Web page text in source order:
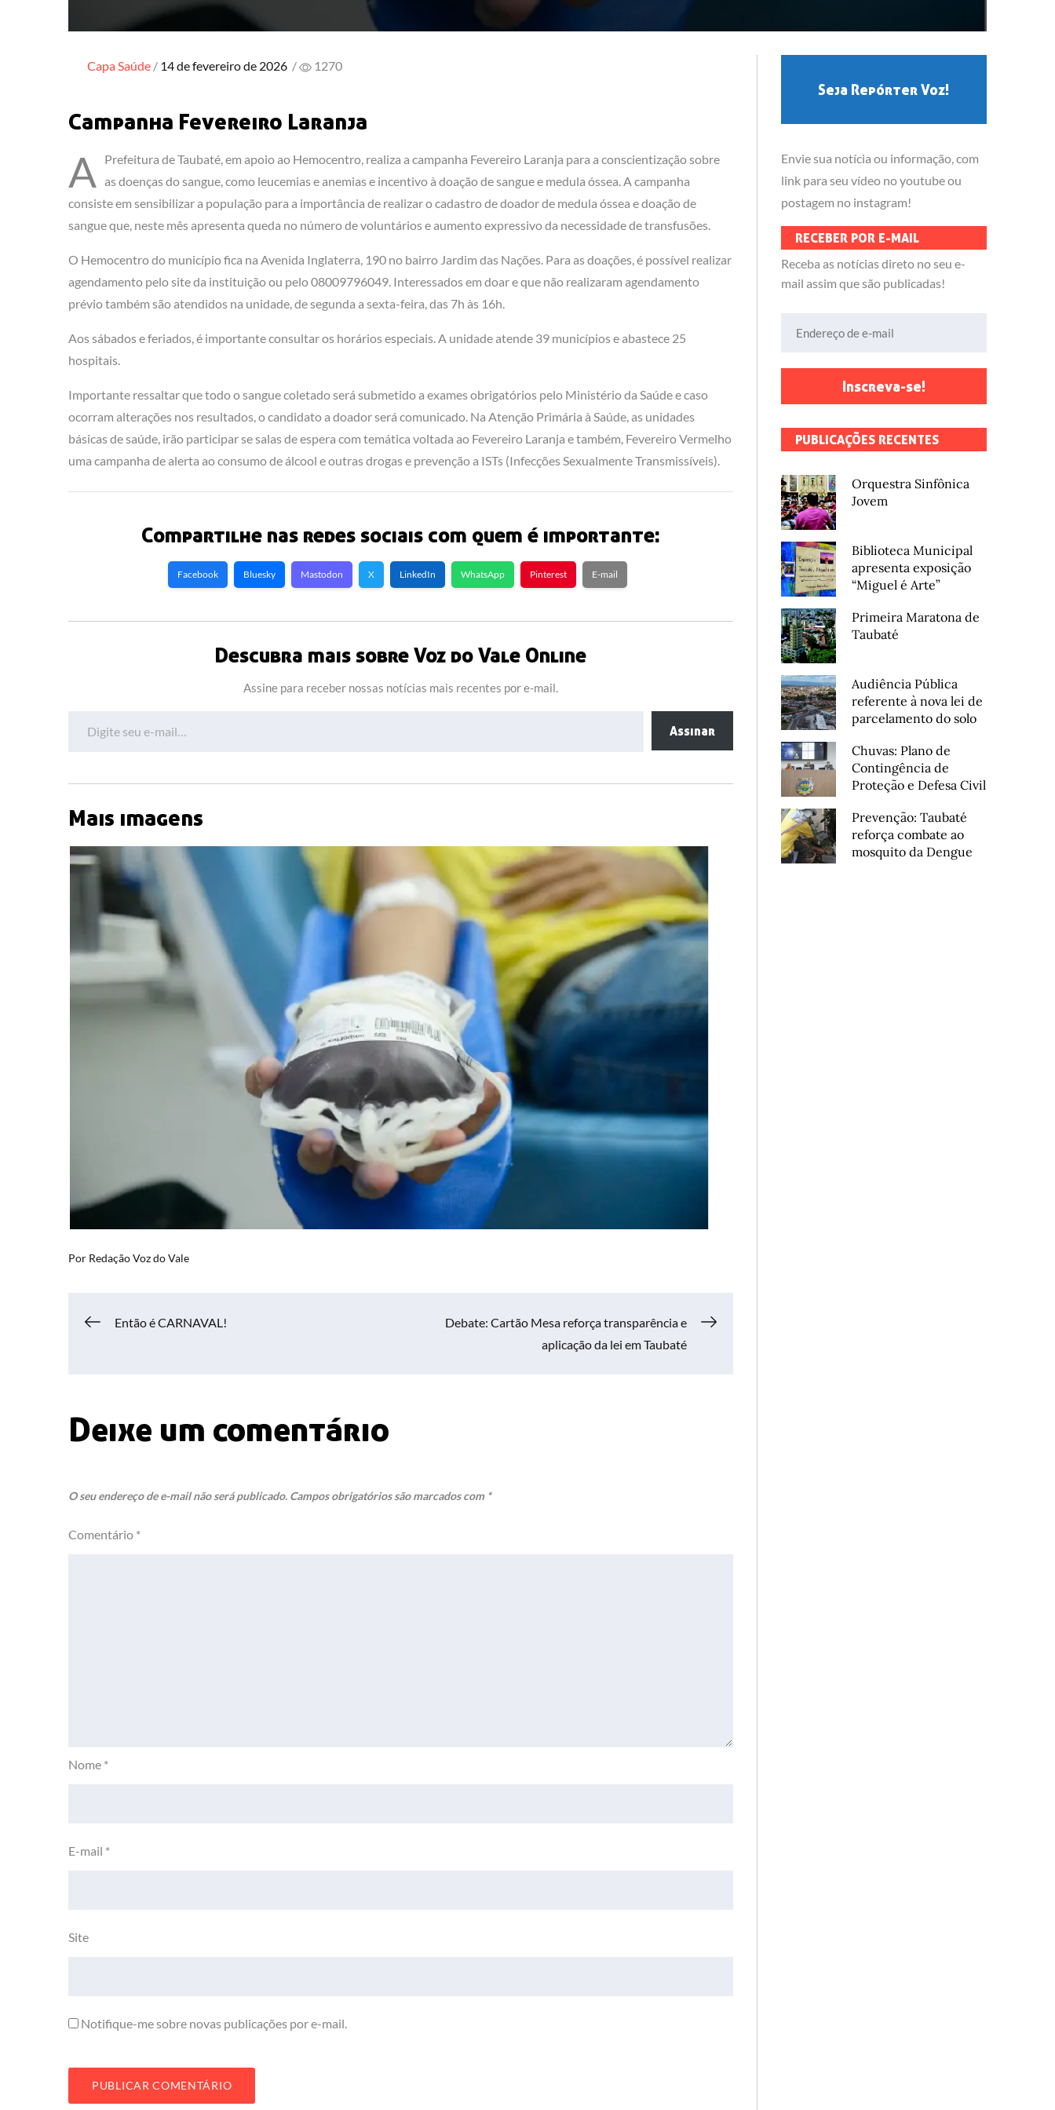
CapaSaúde Posted
14 de fevereiro de 2026 / 1270
Campanha Fevereiro Laranja
A
Prefeitura de Taubaté, em apoio ao Hemocentro, realiza a campanha Fevereiro Laranja para a conscientização sobre
as doenças do sangue, como leucemias e anemias e incentivo à doação de sangue e medula óssea. A campanha
consiste em sensibilizar a população para a importância de realizar o cadastro de doador de medula óssea e doação de
sangue que, neste mês apresenta queda no número de voluntários e aumento expressivo da necessidade de transfusões.
O Hemocentro do município fica na Avenida Inglaterra, 190 no bairro Jardim das Nações. Para as doações, é possível realizar
agendamento pelo site da instituição ou pelo 08009796049. Interessados em doar e que não realizaram agendamento
prévio também são atendidos na unidade, de segunda a sexta-feira, das 7h às 16h.
Aos sábados e feriados, é importante consultar os horários especiais. A unidade atende 39 municípios e abastece 25
hospitais.
Importante ressaltar que todo o sangue coletado será submetido a exames obrigatórios pelo Ministério da Saúde e caso
ocorram alterações nos resultados, o candidato a doador será comunicado. Na Atenção Primária à Saúde, as unidades
básicas de saúde, irão participar se salas de espera com temática voltada ao Fevereiro Laranja e também, Fevereiro Vermelho
uma campanha de alerta ao consumo de álcool e outras drogas e prevenção a ISTs (Infecções Sexualmente Transmissíveis).
Compartilhe nas redes sociais com quem é importante:
Facebook Bluesky Mastodon X LinkedIn WhatsApp Pinterest E-mail
Descubra mais sobre Voz do Vale Online
Assine para receber nossas notícias mais recentes por e-mail.
Assinar
Mais imagens
Por Redação Voz do Vale
Navegação
Post
Então é CARNAVAL!
Debate: Cartão Mesa reforça transparência e
aplicação da lei em Taubaté
Deixe um comentário
O seu endereço de e-mail não será publicado. Campos obrigatórios são marcados com *
Comentário *
Nome *
E-mail *
Site
Notifique-me sobre novas publicações por e-mail.
Seja Repórter Voz!
Envie sua notícia ou informação, com
link para seu vídeo no youtube ou
postagem no instagram!
RECEBER POR E-MAIL
Receba as notícias direto no seu e-
mail assim que são publicadas!
Inscreva-se!
PUBLICAÇÕES RECENTES
Orquestra Sinfônica
Jovem
Biblioteca Municipal
apresenta exposição
“Miguel é Arte”
Primeira Maratona de
Taubaté
Audiência Pública
referente à nova lei de
parcelamento do solo
Chuvas: Plano de
Contingência de
Proteção e Defesa Civil
Prevenção: Taubaté
reforça combate ao
mosquito da Dengue